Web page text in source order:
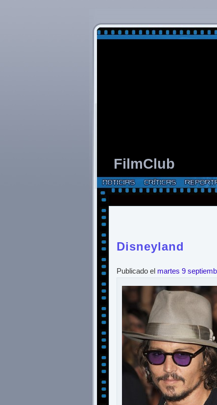
FilmClub
Disneyland
Publicado el martes 9